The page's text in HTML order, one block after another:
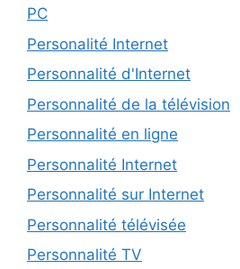
PC
Personalité Internet
Personnalité d'Internet
Personnalité de la télévision
Personnalité en ligne
Personnalité Internet
Personnalité sur Internet
Personnalité télévisée
Personnalité TV